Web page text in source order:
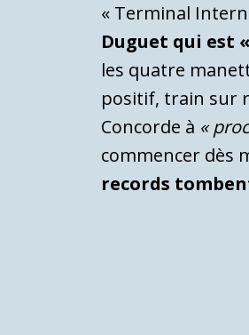
« Terminal
Duguet qui est
les quatre
positif, train sur
Concorde à «
commencer dès
records